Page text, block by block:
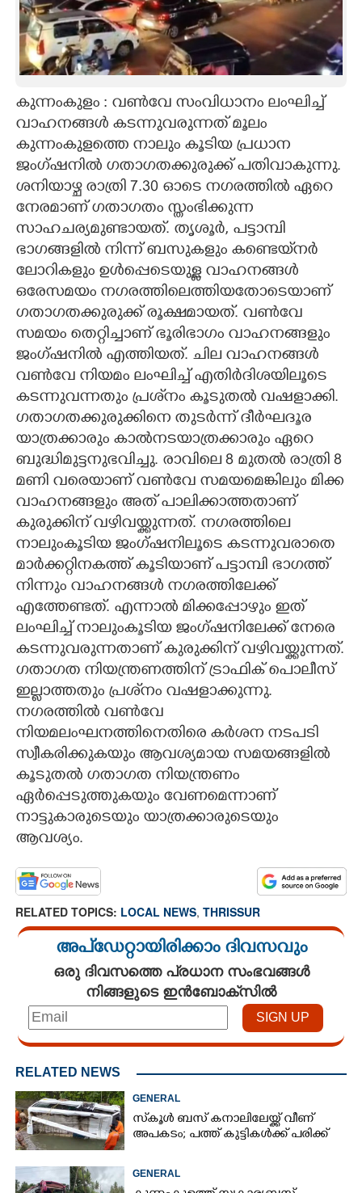
ART
LITERATURE
ZOOM
CONTACT US
കുന്നംകുളം : വൺവേ സംവിധാനം ലംഘിച്ച്
വാഹനങ്ങൾ കടന്നുവരുന്നത് മൂലം
കുന്നംകുളത്തെ നാലും കൂടിയ പ്രധാന
ജംഗ്ഷനിൽ ഗതാഗതക്കുരുക്ക് പതിവാകുന്നു.
ശനിയാഴ്ച രാത്രി 7.30 ഓടെ നഗരത്തിൽ ഏറെ
നേരമാണ് ഗതാഗതം സ്തംഭിക്കുന്ന
സാഹചര്യമുണ്ടായത്. തൃശൂർ, പട്ടാമ്പി
ഭാഗങ്ങളിൽ നിന്ന് ബസുകളും കണ്ടെയ്‌നർ
ലോറികളും ഉൾപ്പെടെയുള്ള വാഹനങ്ങൾ
ഒരേസമയം നഗരത്തിലെത്തിയതോടെയാണ്
ഗതാഗതക്കുരുക്ക് രൂക്ഷമായത്. വൺവേ
സമയം തെറ്റിച്ചാണ് ഭൂരിഭാഗം വാഹനങ്ങളും
ജംഗ്ഷനിൽ എത്തിയത്. ചില വാഹനങ്ങൾ
വൺവേ നിയമം ലംഘിച്ച് എതിർദിശയിലൂടെ
കടന്നുവന്നതും പ്രശ്‌നം കൂടുതൽ വഷളാക്കി.
ഗതാഗതക്കുരുക്കിനെ തുടർന്ന് ദീർഘദൂര
യാത്രക്കാരും കാൽനടയാത്രക്കാരും ഏറെ
ബുദ്ധിമുട്ടനുഭവിച്ചു. രാവിലെ 8 മുതൽ രാത്രി 8
മണി വരെയാണ് വൺവേ സമയമെങ്കിലും മിക്ക
വാഹനങ്ങളും അത് പാലിക്കാത്തതാണ്
കുരുക്കിന് വഴിവയ്ക്കുന്നത്. നഗരത്തിലെ
നാലുംകൂടിയ ജംഗ്ഷനിലൂടെ കടന്നുവരാതെ
മാർക്കറ്റിനകത്ത് കൂടിയാണ് പട്ടാമ്പി ഭാഗത്ത്
നിന്നും വാഹനങ്ങൾ നഗരത്തിലേക്ക്
എത്തേണ്ടത്. എന്നാൽ മിക്കപ്പോഴും ഇത്
ലംഘിച്ച് നാലുംകൂടിയ ജംഗ്ഷനിലേക്ക് നേരെ
കടന്നുവരുന്നതാണ് കുരുക്കിന് വഴിവയ്ക്കുന്നത്.
ഗതാഗത നിയന്ത്രണത്തിന് ട്രാഫിക് പൊലീസ്
ഇല്ലാത്തതും പ്രശ്‌നം വഷളാക്കുന്നു.
നഗരത്തിൽ വൺവേ
നിയമലംഘനത്തിനെതിരെ കർശന നടപടി
സ്വീകരിക്കുകയും ആവശ്യമായ സമയങ്ങളിൽ
കൂടുതൽ ഗതാഗത നിയന്ത്രണം
ഏർപ്പെടുത്തുകയും വേണമെന്നാണ്
നാട്ടുകാരുടെയും യാത്രക്കാരുടെയും
ആവശ്യം.
RELATED TOPICS: LOCAL NEWS, THRISSUR
അപ്ഡേറ്റായിരിക്കാം ദിവസവും
ഒരു ദിവസത്തെ പ്രധാന സംഭവങ്ങൾ
നിങ്ങളുടെ ഇൻബോക്സിൽ
RELATED NEWS
GENERAL
സ്‌കൂൾ ബസ് കനാലിലേയ്ക്ക് വീണ്
അപകടം; പത്ത് കുട്ടികൾക്ക് പരിക്ക്
GENERAL